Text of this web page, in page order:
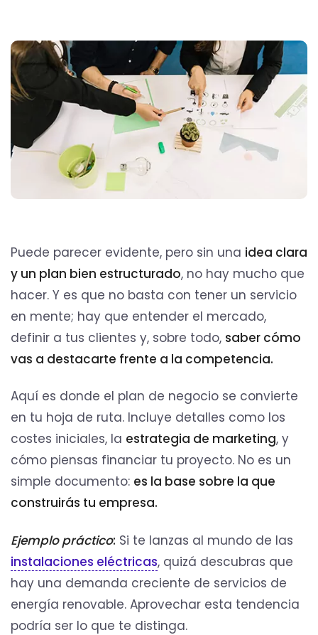
Puede parecer evidente, pero sin una idea clara
y un plan bien estructurado, no hay mucho que
hacer. Y es que no basta con tener un servicio
en mente; hay que entender el mercado,
definir a tus clientes y, sobre todo, saber cómo
vas a destacarte frente a la competencia.
Aquí es donde el plan de negocio se convierte
en tu hoja de ruta. Incluye detalles como los
costes iniciales, la estrategia de marketing, y
cómo piensas financiar tu proyecto. No es un
simple documento: es la base sobre la que
construirás tu empresa.
Ejemplo práctico: Si te lanzas al mundo de las
instalaciones eléctricas, quizá descubras que
hay una demanda creciente de servicios de
energía renovable. Aprovechar esta tendencia
podría ser lo que te distinga.